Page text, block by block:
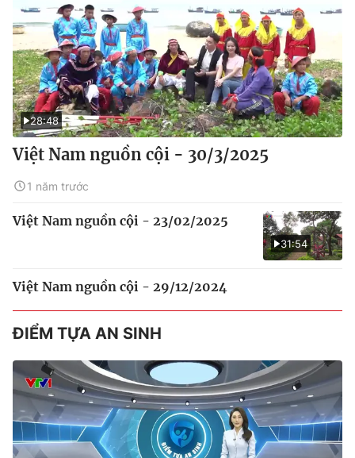
28:48
Việt Nam nguồn cội - 30/3/2025
1 năm trước
31:54
Việt Nam nguồn cội - 23/02/2025
Việt Nam nguồn cội - 29/12/2024
ĐIỂM TỰA AN SINH